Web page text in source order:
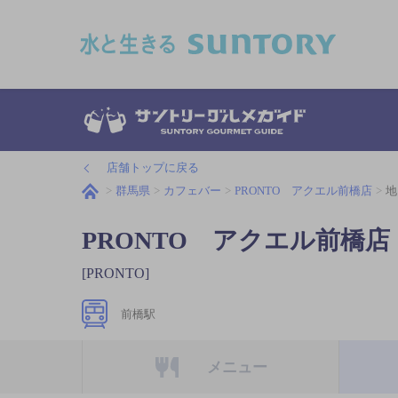
店舗トップに戻る
群馬県
カフェバー PRONTO アクエル前橋店
PRONTO アクエル前橋店
[PRONTO]
前橋駅
メニュー